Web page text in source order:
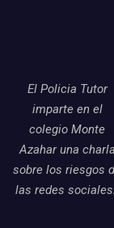
El Policia Tutor
imparte en el
colegio Monte
Azahar una charla
sobre los riesgos
las redes